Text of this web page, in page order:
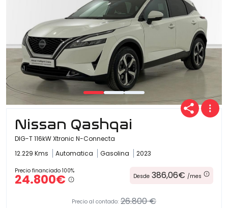
Nissan Qashqai
DIG-T 116kW Xtronic N-Connecta
12.229 Kms
Automatica Gasolina 2023
Precio financiado 100%
24.800€ Desde 386,06€ /mes
Precio al contado: 26.800 €